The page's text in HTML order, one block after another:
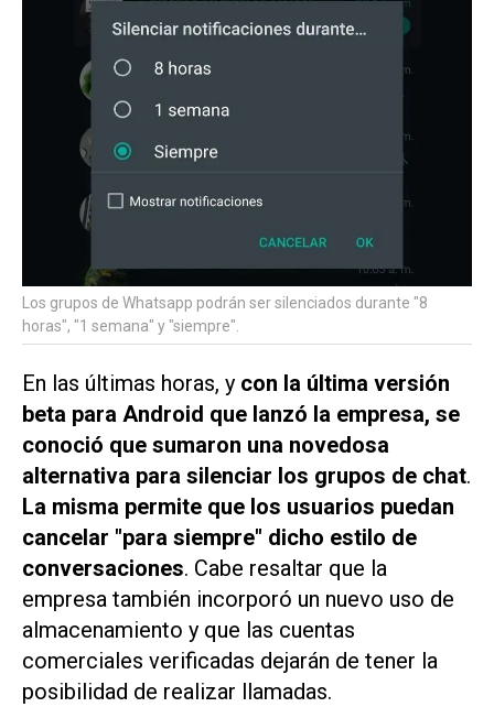
Los grupos de Whatsapp podrán ser silenciados durante "8
horas", "1 semana" y "siempre".
En las últimas horas, y con la última versión
beta para Android que lanzó la empresa, se
conoció que sumaron una novedosa
alternativa para silenciar los grupos de chat.
La misma permite que los usuarios puedan
cancelar "para siempre" dicho estilo de
conversaciones. Cabe resaltar que la
empresa también incorporó un nuevo uso de
almacenamiento y que las cuentas
comerciales verificadas dejarán de tener la
posibilidad de realizar llamadas.